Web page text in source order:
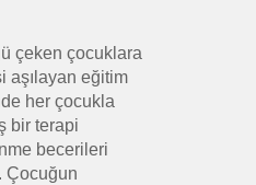
çeken çocuklara
aşılayan eğitim
her çocukla
bir terapi
becerileri
Çocuğun